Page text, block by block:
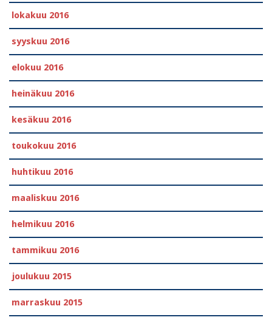
lokakuu 2016
syyskuu 2016
elokuu 2016
heinäkuu 2016
kesäkuu 2016
toukokuu 2016
huhtikuu 2016
maaliskuu 2016
helmikuu 2016
tammikuu 2016
joulukuu 2015
marraskuu 2015